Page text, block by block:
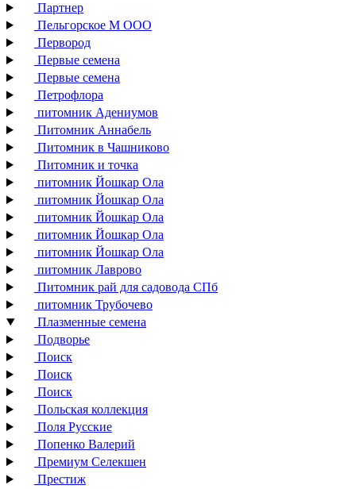
Партнер
Пельгорское М ООО
Первород
Первые семена
Первые семена
Петрофлора
питомник Адениумов
Питомник Аннабель
Питомник в Чашниково
Питомник и точка
питомник Йошкар Ола
питомник Йошкар Ола
питомник Йошкар Ола
питомник Йошкар Ола
питомник Йошкар Ола
питомник Лаврово
Питомник рай для садовода СПб
питомник Трубочево
Плазменные семена
Подворье
Поиск
Поиск
Поиск
Польская коллекция
Поля Русские
Попенко Валерий
Премиум Селекшен
Престиж